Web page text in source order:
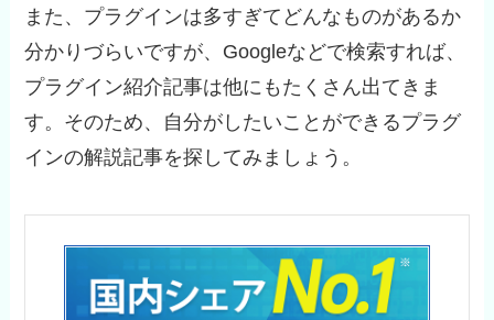
また、プラグインは多すぎてどんなものがあるか
分かりづらいですが、Googleなどで検索すれば、
プラグイン紹介記事は他にもたくさん出てきま
す。そのため、自分がしたいことができるプラグ
インの解説記事を探してみましょう。